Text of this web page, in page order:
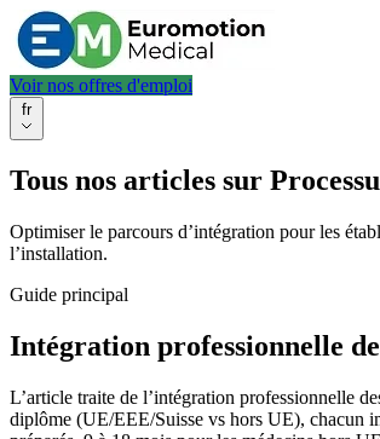
Voir nos offres d'emploi
fr
Tous nos articles sur
Optimiser le parcours d’intégration pour les
l’installation.
Guide principal
Intégration professionnelle
L’article traite de l’intégration professionnelle
diplôme (UE/EEE/Suisse vs hors UE), chacun